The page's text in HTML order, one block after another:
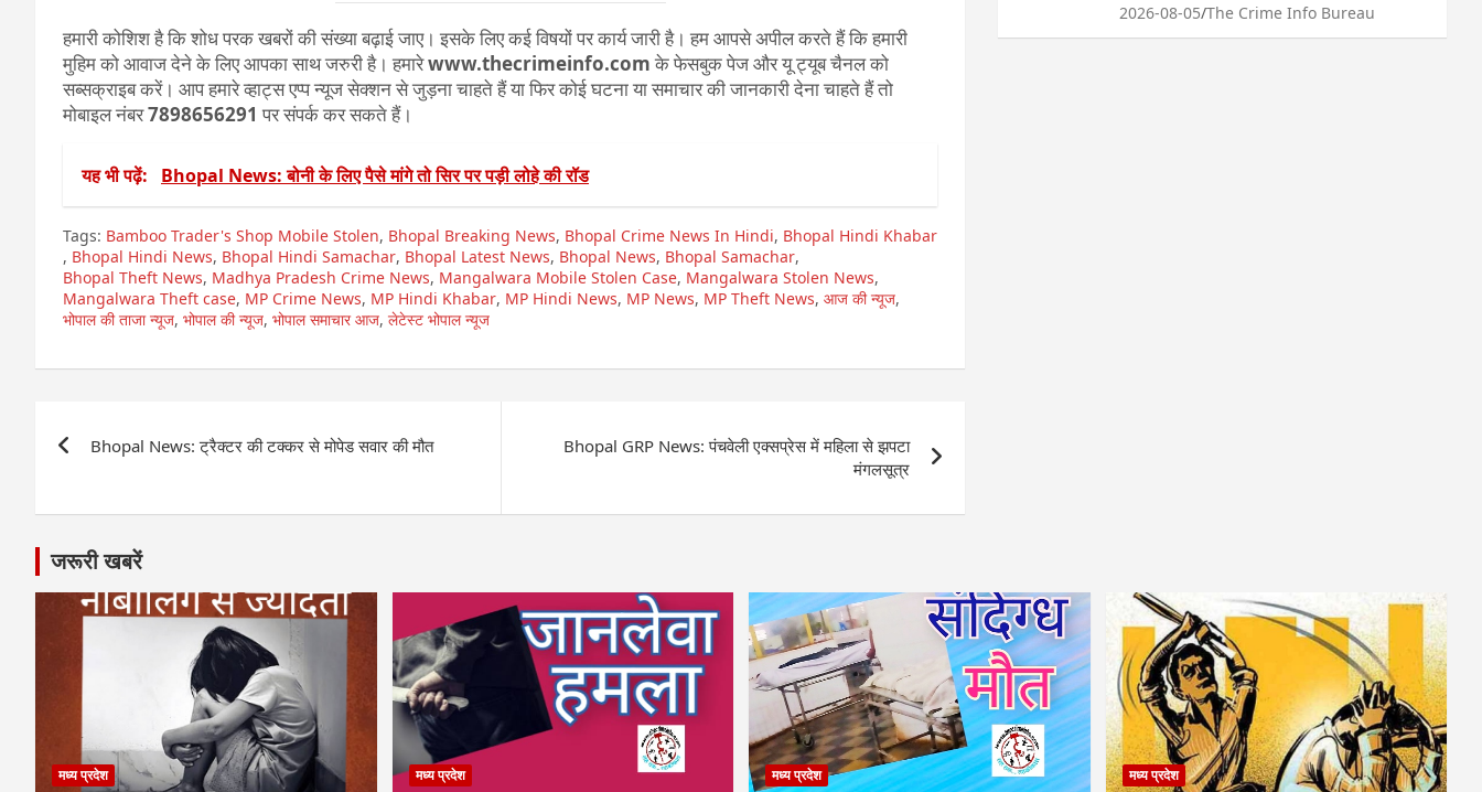
हमारी कोशिश है कि शोध परक खबरों की संख्या बढ़ाई जाए। इसके लिए कई विषयों पर कार्य जारी है। हम आपसे अपील करते हैं कि हमारी
मुहिम को आवाज देने के लिए आपका साथ जरुरी है। हमारेwww.thecrimeinfo.comके फेसबुक पेज और यू ट्यूब चैनल को
सब्सक्राइब करें। आप हमारे व्हाट्स एप्प न्यूज सेक्शन से जुड़ना चाहते हैं या फिर कोई घटना या समाचार की जानकारी देना चाहते हैं तो
मोबाइल नंबर7898656291 पर संपर्क कर सकते हैं।
यह भी पढ़ें: Bhopal News: बोनी के लिए पैसे मांगे तो सिर पर पड़ी लोहे की रॉड
Tags: Bamboo Trader's Shop Mobile Stolen, Bhopal Breaking News, Bhopal Crime News In Hindi, Bhopal Hindi Khabar
, Bhopal Hindi News, Bhopal Hindi Samachar, Bhopal Latest News, Bhopal News, Bhopal Samachar,
Bhopal Theft News, Madhya Pradesh Crime News, Mangalwara Mobile Stolen Case, Mangalwara Stolen News,
Mangalwara Theft case, MP Crime News, MP Hindi Khabar, MP Hindi News, MP News, MP Theft News, आज की न्यूज,
भोपाल की ताजा न्यूज, भोपाल की न्यूज, भोपाल समाचार आज, लेटेस्ट भोपाल न्यूज
navigation
Bhopal News: ट्रैक्टर की टक्कर से मोपेड सवार की मौत
Bhopal GRP News: पंचवेली एक्सप्रेस में महिला से झपटा
मंगलसूत्र
2026-08-05 The Crime Info Bureau
जरूरी खबरें
मध्य प्रदेश मध्य प्रदेश मध्य प्रदेश मध्य प्रदेश